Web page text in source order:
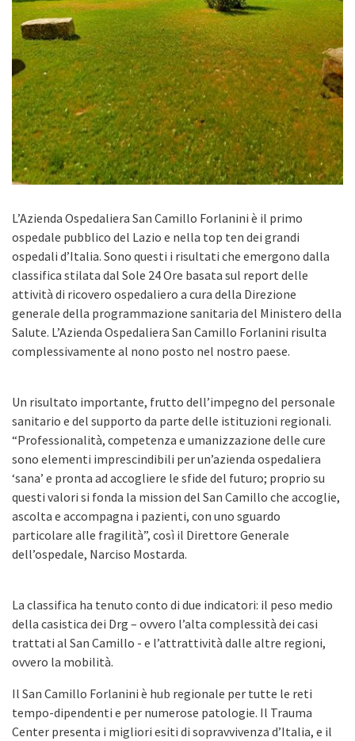
L’Azienda Ospedaliera San Camillo Forlanini è il primo
ospedale pubblico del Lazio e nella top ten dei grandi
ospedali d’Italia. Sono questi i risultati che emergono dalla
classifica stilata dal Sole 24 Ore basata sul report delle
attività di ricovero ospedaliero a cura della Direzione
generale della programmazione sanitaria del Ministero della
Salute. L’Azienda Ospedaliera San Camillo Forlanini risulta
complessivamente al nono posto nel nostro paese.
Un risultato importante, frutto dell’impegno del personale
sanitario e del supporto da parte delle istituzioni regionali.
“Professionalità, competenza e umanizzazione delle cure
sono elementi imprescindibili per un’azienda ospedaliera
‘sana’ e pronta ad accogliere le sfide del futuro; proprio su
questi valori si fonda la mission del San Camillo che accoglie,
ascolta e accompagna i pazienti, con uno sguardo
particolare alle fragilità”, così il Direttore Generale
dell’ospedale, Narciso Mostarda.
La classifica ha tenuto conto di due indicatori: il peso medio
della casistica dei Drg – ovvero l’alta complessità dei casi
trattati al San Camillo - e l’attrattività dalle altre regioni,
ovvero la mobilità.
Il San Camillo Forlanini è hub regionale per tutte le reti
tempo-dipendenti e per numerose patologie. Il Trauma
Center presenta i migliori esiti di sopravvivenza d’Italia, e il